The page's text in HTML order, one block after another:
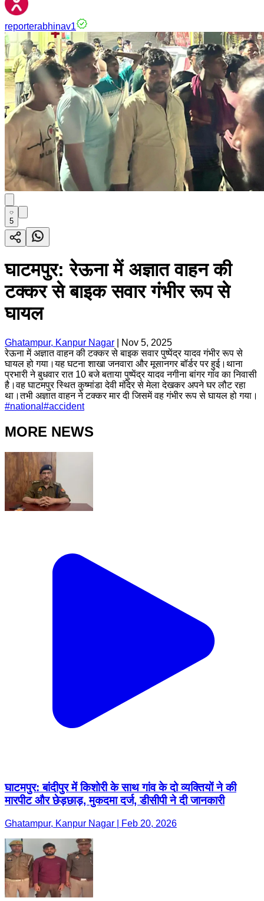
reporterabhinav1
5
घाटमपुर: रेऊना में अज्ञात वाहन की
टक्कर से बाइक सवार गंभीर रूप से
घायल
Ghatampur, Kanpur Nagar
Nov 5, 2025
रेऊना में अज्ञात वाहन की टक्कर से बाइक सवार पुष्पेंद्र यादव गंभीर रूप से
घायल हो गया।यह घटना शाखा जनवारा और मूसानगर बॉर्डर पर हुई।थाना
प्रभारी ने बुधवार रात 10 बजे बताया पुष्पेंद्र यादव नगीना बांगर गांव का निवासी
है।वह घाटमपुर स्थित कुष्मांडा देवी मंदिर से मेला देखकर अपने घर लौट रहा
था।तभी अज्ञात वाहन ने टक्कर मार दी जिसमें वह गंभीर रूप से घायल हो गया।
#national #accident
MORE NEWS
घाटमपुर: बांदीपुर में किशोरी के साथ गांव के दो व्यक्तियों ने की
मारपीट और छेड़छाड़, मुकदमा दर्ज, डीसीपी ने दी जानकारी
Ghatampur, Kanpur Nagar | Feb 20, 2026